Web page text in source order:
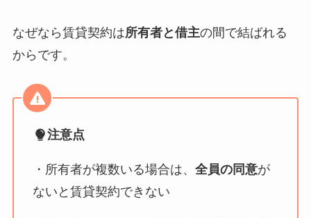
なぜなら賃貸契約は所有者と借主の間で結ばれる
からです。
注意点
・所有者が複数いる場合は、 全員の同意が
ないと賃貸契約できない